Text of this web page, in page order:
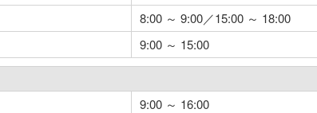
8:00 ～ 9:00／15:00 ～ 18:00
9:00 ～ 15:00
9:00 ～ 16:00